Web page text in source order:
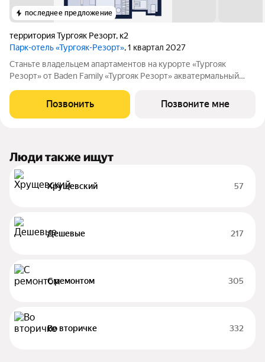
последнее предложение
территория Тургояк Резорт, к2
Парк-отель «Тургояк-Резорт», 1 квартал 2027
Станьте владельцем апартаментов на курорте «Тургояк
Резорт» от Badеn Family «Тургояк Резорт» акватермальный
открывается захватывающий вид на второе по чистоте озеро в
России после Байкала. На
Позвонить Позвоните мне
Люди также ищут
Хрущевский 57
Дешевые 217
С ремонтом 305
Во вторичке 332